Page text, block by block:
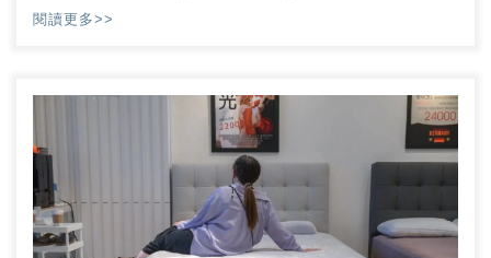
市春日路，因為桃園離新北市或台北市不遠，但床
店家裡，大家應該很好奇桃園床墊推薦哪家？
閱讀更多>>